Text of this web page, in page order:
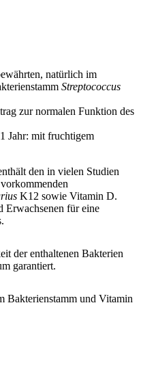
natürlich im
Streptococcus
zur normalen Funktion des
Jahr: mit fruchtigem
den in vielen Studien
K12 sowie Vitamin D.
Erwachsenen für eine
der enthaltenen Bakterien
garantiert.
Bakterienstamm und Vitamin